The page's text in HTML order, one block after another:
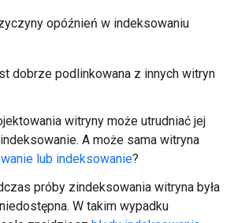
opóźnień w indeksowaniu
dobrze podlinkowana z innych witryn
witryny może utrudniać jej
A może sama witryna
lub indeksowanie?
próby zindeksowania witryna była
W takim wypadku